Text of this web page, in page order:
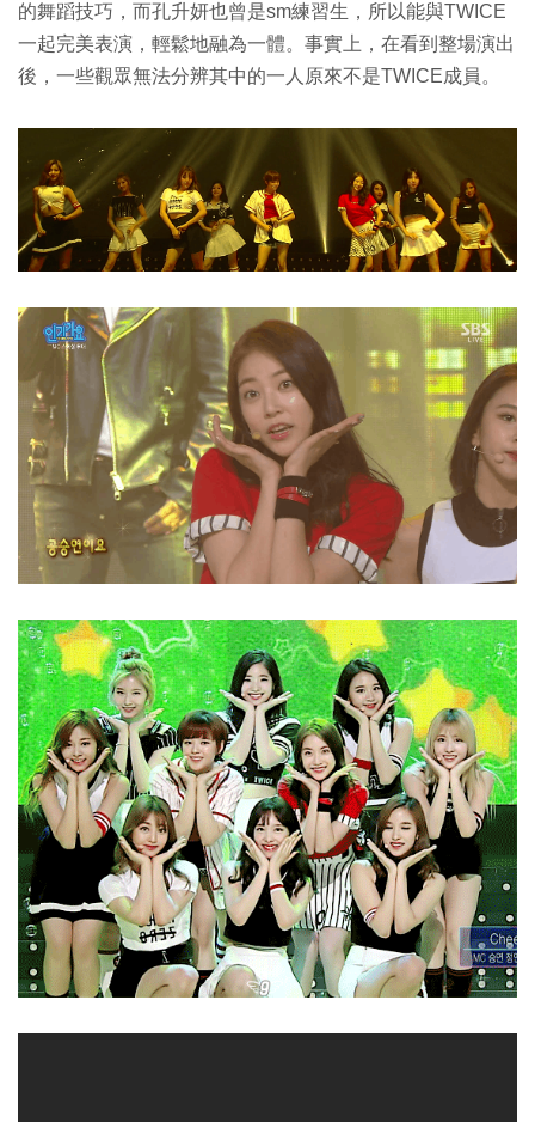
的舞蹈技巧，而孔升妍也曾是sm練習生，所以能與TWICE
一起完美表演，輕鬆地融為一體。事實上，在看到整場演出
後，一些觀眾無法分辨其中的一人原來不是TWICE成員。